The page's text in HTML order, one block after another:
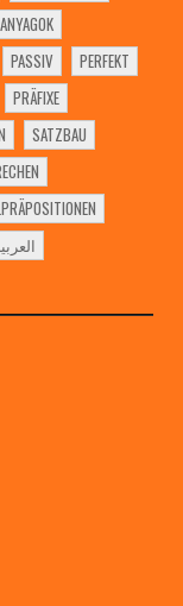
PASSIV
PERFEKT
PRÄFIXE
SATZBAU